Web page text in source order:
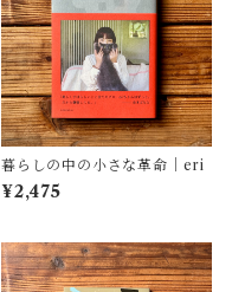
暮らしの中の小さな革命｜eri
¥2,475